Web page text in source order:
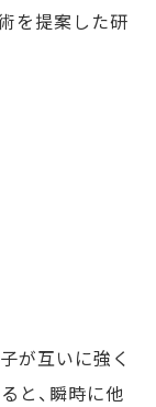
を提案した研
が互いに強く
と、瞬時に他